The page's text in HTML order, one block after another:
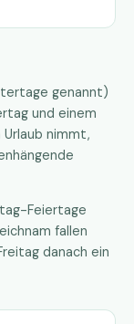
genannt)
und einem
Urlaub nimmt,
Feiertage
fallen
danach ein